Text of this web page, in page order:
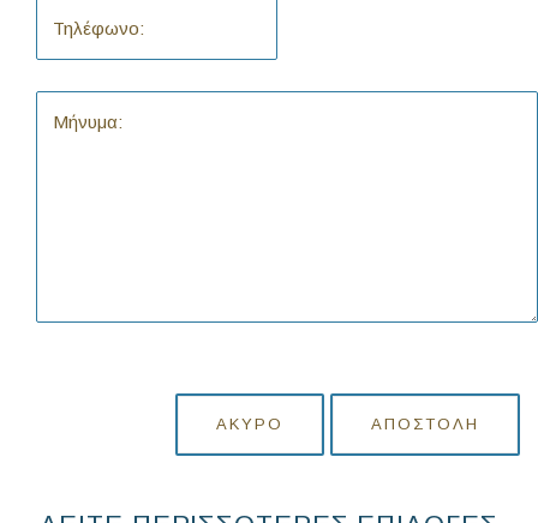
ΆΚΥΡΟ ΑΠΟΣΤΟΛΉ